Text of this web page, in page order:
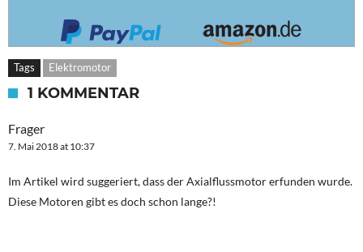
Tags Elektromotor
1 KOMMENTAR
Frager
7. Mai 2018 at 10:37
Im Artikel wird suggeriert, dass der Axialflussmotor erfunden wurde.
Diese Motoren gibt es doch schon lange?!